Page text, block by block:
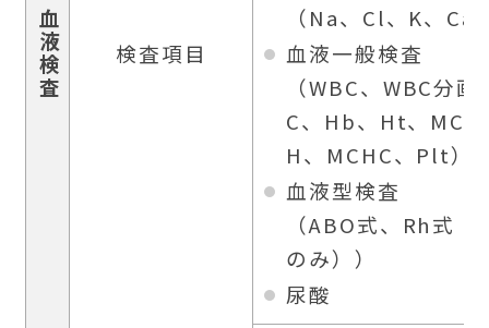
血液検査 検査項目
（Na、Cl、K、Ca
血液一般検査
（WBC、WBC分画
C、Hb、Ht、MCV
H、MCHC、Plt）
血液型検査
（ABO式、Rh式（
のみ））
尿酸